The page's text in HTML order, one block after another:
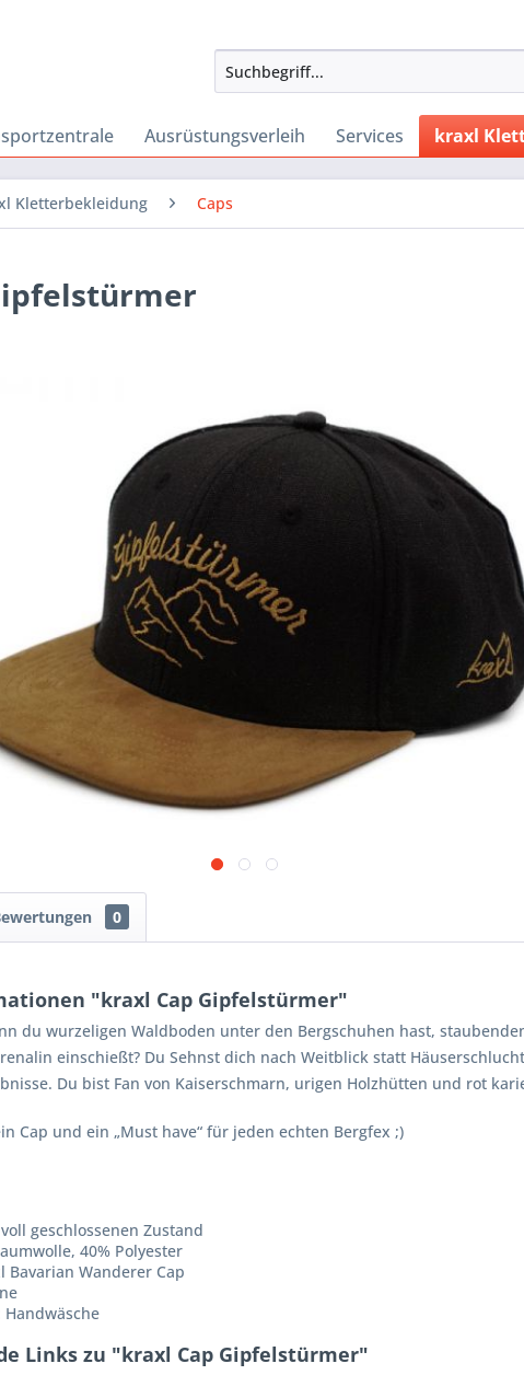
Ausrüstungsverleih Services kraxl
Kletterbekleidung Caps
0
"kraxl Cap Gipfelstürmer"
du wurzeligen Waldboden unter den Bergschuhen hast,
einschießt? Du Sehnst dich nach Weitblick statt
Du bist Fan von Kaiserschmarn, urigen Holzhütten und rot
Cap und ein „Must have“ für jeden echten Bergfex ;)
geschlossenen Zustand
40% Polyester
Bavarian Wanderer Cap
Links zu "kraxl Cap Gipfelstürmer"